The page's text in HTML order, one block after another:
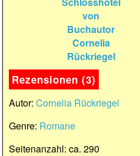
Rezensionen (3)
Autor: Cornelia Rückriegel
Genre: Romane
Seitenanzahl: ca. 290